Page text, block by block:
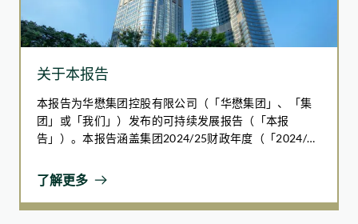
相关章节
以卓越服务保持客户与租户满意度
关于本报告
本报告为华懋集团控股有限公司（「华懋集团」、「集
团」或「我们」）发布的可持续发展报告（「本报
告」）。本报告涵盖集团2024/25财政年度（「2024/25
告期」）。
了解更多